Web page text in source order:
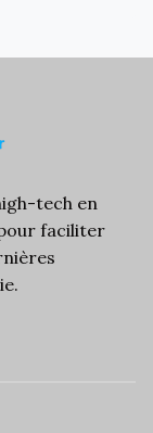
tech en
faciliter